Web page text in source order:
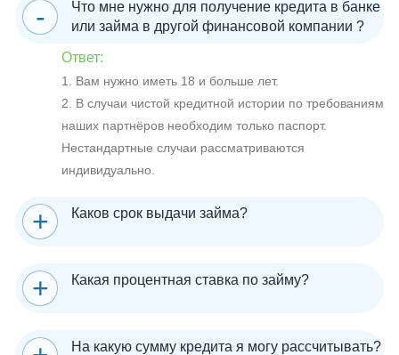
Что мне нужно для получение кредита в банке
или займа в другой финансовой компании ?
Ответ:
1. Вам нужно иметь 18 и больше лет.
2. В случаи чистой кредитной истории по требованиям
наших партнёров необходим только паспорт.
Нестандартные случаи рассматриваются
индивидуально.
Каков срок выдачи займа?
Какая процентная ставка по займу?
На какую сумму кредита я могу рассчитывать?